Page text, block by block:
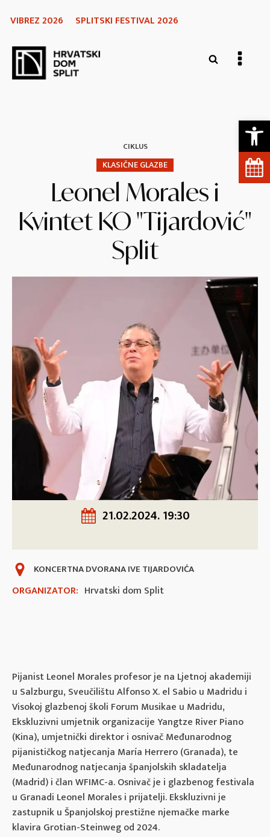
VIBREZ 2026 SPLITSKI FESTIVAL 2026
CIKLUS
KLASIČNE GLAZBE
Leonel Morales i
Kvintet KO "Tijardović"
Split
21.02.2024. 19:30
ORGANIZATOR: Hrvatski dom Split
KONCERTNA DVORANA IVE TIJARDOVIĆA
Pijanist Leonel Morales profesor je na Ljetnoj akademiji
u Salzburgu, Sveučilištu Alfonso X. el Sabio u Madridu i
Visokoj glazbenoj školi Forum Musikae u Madridu,
Ekskluzivni umjetnik organizacije Yangtze River Piano
(Kina), umjetnički direktor i osnivač Međunarodnog
pijanističkog natjecanja María Herrero (Granada), te
Međunarodnog natjecanja španjolskih skladatelja
(Madrid) i član WFIMC-a. Osnivač je i glazbenog festivala
u Granadi Leonel Morales i prijatelji. Ekskluzivni je
zastupnik u Španjolskoj prestižne njemačke marke
klavira Grotian-Steinweg od 2024.